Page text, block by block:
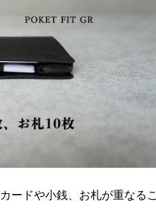
ードや小銭、お札が重なるこ